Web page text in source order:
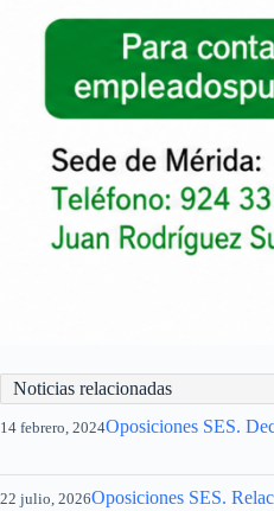
Noticias relacionadas
14 febrero, 2024Oposiciones SES.
22 julio, 2026Oposiciones SES.